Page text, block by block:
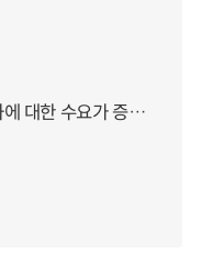
엔캐리트레이드가 이루어지면 엔화에 대한 수요가 증가하지 않나요?